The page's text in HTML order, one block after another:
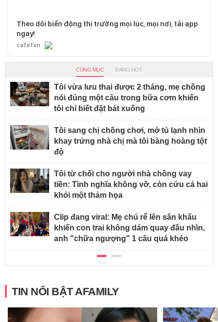
Theo dõi biến động thị trường mọi lúc, mọi nơi, tải app
ngay!
cafef.vn
CÙNG MỤC ĐANG HOT
Tôi vừa lưu thai được 2 tháng, mẹ chồng
nói đúng một câu trong bữa cơm khiến
tôi chỉ biết đặt bát xuống
Tôi sang chị chồng chơi, mở tủ lạnh nhìn
khay trứng nhà chị mà tôi bàng hoàng tột
độ
Tôi từ chối cho người nhà chồng vay
tiền: Tình nghĩa không vỡ, còn cứu cả hai
khỏi một thảm họa
Clip đang viral: Mẹ chú rể lên sân khấu
khiến con trai không dám quay đầu nhìn,
anh "chữa ngượng" 1 câu quá khéo
TIN NỔI BẬT AFAMILY